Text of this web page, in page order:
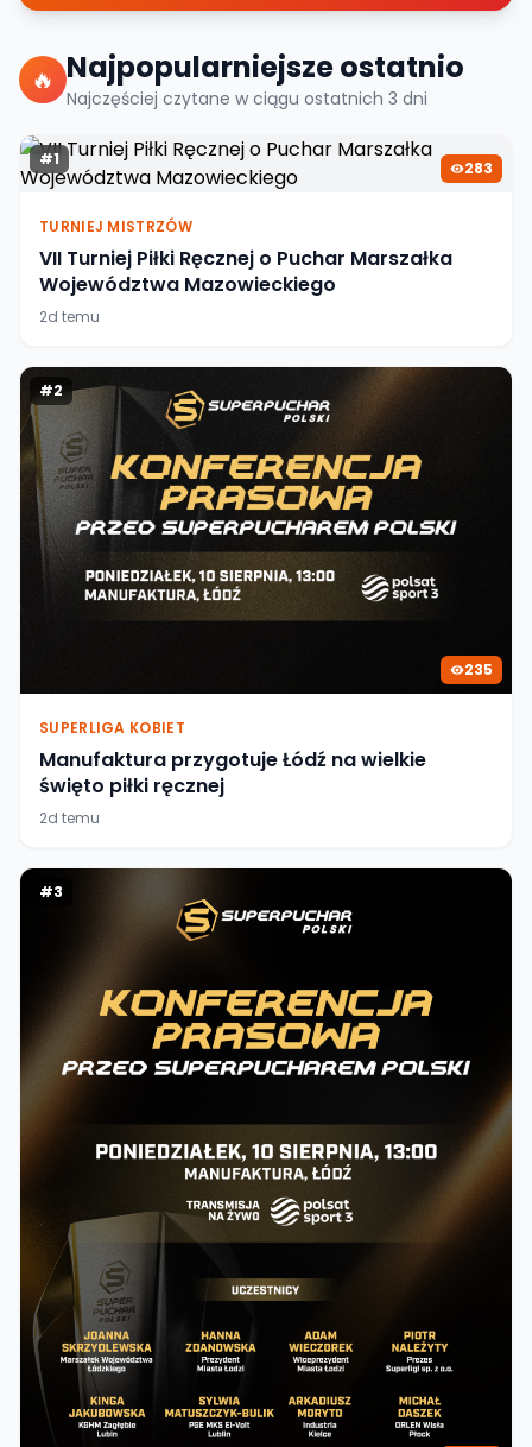
🔥 Najpopularniejsze ostatnio
Najczęściej czytane w ciągu ostatnich 3 dni
#1 283
TURNIEJ MISTRZÓW
VII Turniej Piłki Ręcznej o Puchar Marszałka
Województwa Mazowieckiego
2d temu
#2
235
SUPERLIGA KOBIET
Manufaktura przygotuje Łódź na wielkie
święto piłki ręcznej
2d temu
#3